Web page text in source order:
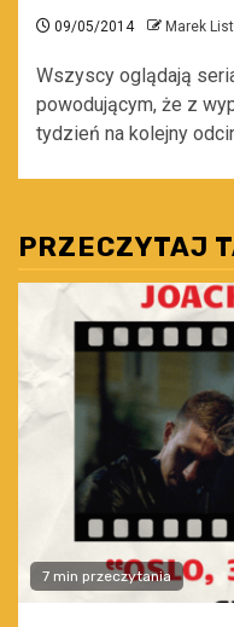
09/05/2014 Marek
Wszyscy oglądają
powodującym, że z
tydzień na kolejny
PRZECZYTAJ
7 min przeczytania